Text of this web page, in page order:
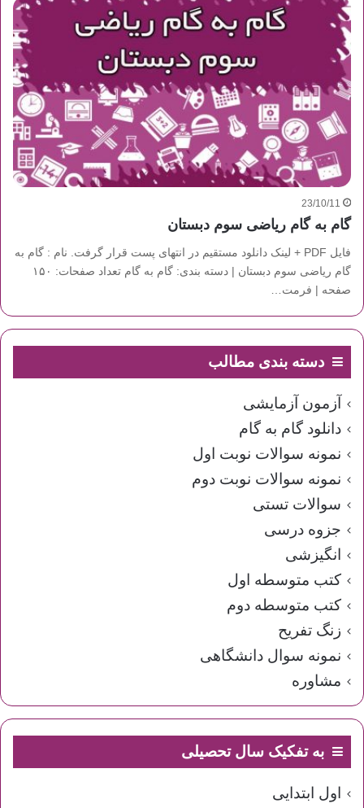
23/10/11
گام به گام ریاضی سوم دبستان
فایل PDF + لینک دانلود مستقیم در انتهای پست قرار گرفت. نام : گام به
گام ریاضی سوم دبستان | دسته بندی: گام به گام تعداد صفحات: ۱۵۰
صفحه | فرمت…
دسته بندی مطالب
آزمون آزمایشی
دانلود گام به گام
نمونه سوالات نوبت اول
نمونه سوالات نوبت دوم
سوالات تستی
جزوه درسی
انگیزشی
کتب متوسطه اول
کتب متوسطه دوم
زنگ تفریح
نمونه سوال دانشگاهی
مشاوره
به تفکیک سال تحصیلی
اول ابتدایی